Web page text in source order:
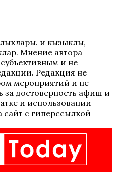
иң кызыклы,
Мнение автора
и не
Редакция не
мероприятий и не
за достоверность афиш и
и использовании
сайт с гиперссылкой